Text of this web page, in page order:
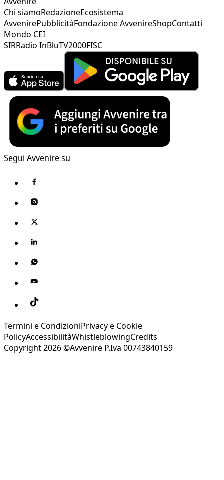
Chi siamoRedazioneEcosistema
AvvenirePubblicitàFondazione AvvenireShopContatti
Mondo CEI
SIRRadio InBluTV2000FISC
Segui Avvenire su
Termini e CondizioniPrivacy e Cookie
PolicyAccessibilitàWhistleblowingCredits
Copyright 2026 ©Avvenire P.Iva 00743840159